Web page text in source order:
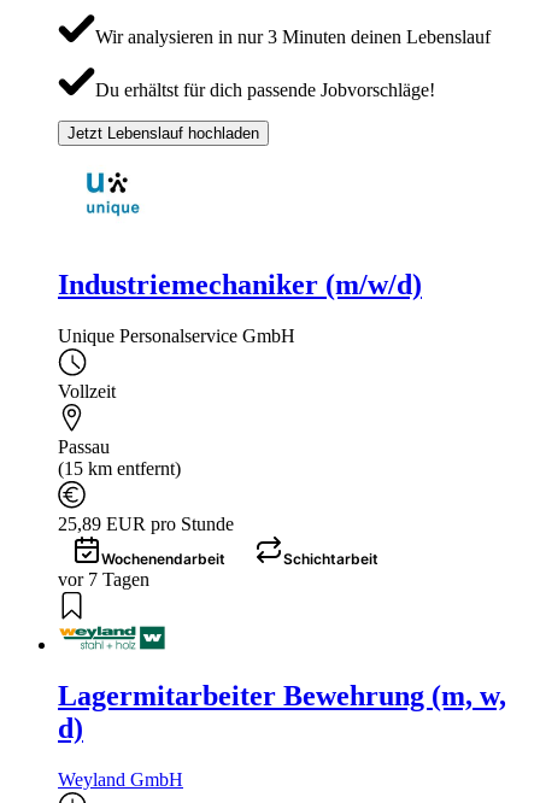
Wir analysieren in nur 3 Minuten deinen Lebenslauf
Du erhältst für dich passende Jobvorschläge!
Jetzt Lebenslauf hochladen
Industriemechaniker (m/w/d)
Unique Personalservice GmbH
Vollzeit
Passau
(15 km entfernt)
25,89 EUR pro Stunde
Wochenendarbeit Schichtarbeit
vor 7 Tagen
Lagermitarbeiter Bewehrung (m, w,
d)
Weyland GmbH